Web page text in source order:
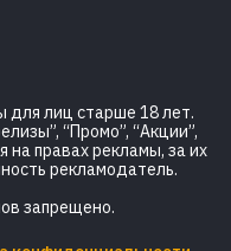
для лиц старше 18 лет.
“Промо”, “Акции”,
на правах рекламы, за их
рекламодатель.
запрещено.